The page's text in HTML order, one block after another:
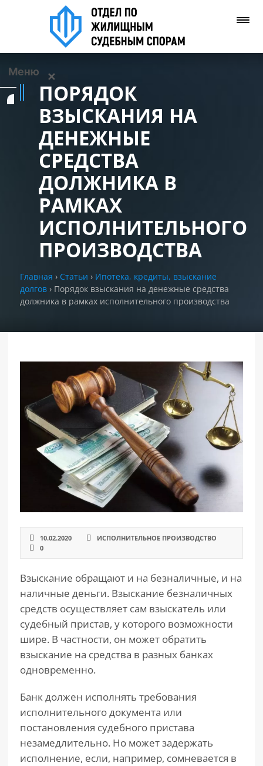
Меню ✕
Задать вопрос
Позвонить нам
РАЗДЕЛЫ
САЙТА
ПОРЯДОК
ВЗЫСКАНИЯ НА
ДЕНЕЖНЫЕ
СРЕДСТВА
ДОЛЖНИКА В
РАМКАХ
ИСПОЛНИТЕЛЬНОГО
ПРОИЗВОДСТВА
Главная › Статьи › Ипотека, кредиты, взыскание
долгов › Порядок взыскания на денежные средства
должника в рамках исполнительного производства
10.02.2020
ИСПОЛНИТЕЛЬНОЕ ПРОИЗВОДСТВО
0
Взыскание обращают и на безналичные, и на
наличные деньги. Взыскание безналичных
средств осуществляет сам взыскатель или
судебный пристав, у которого возможности
шире. В частности, он может обратить
взыскание на средства в разных банках
одновременно.
Банк должен исполнять требования
исполнительного документа или
постановления судебного пристава
незамедлительно. Но может задержать
исполнение, если, например, сомневается в